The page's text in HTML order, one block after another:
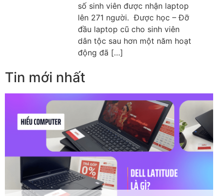
số sinh viên được nhận laptop
lên 271 người. Được học – Đỡ
đầu laptop cũ cho sinh viên
dân tộc sau hơn một năm hoạt
động đã […]
Tin mới nhất